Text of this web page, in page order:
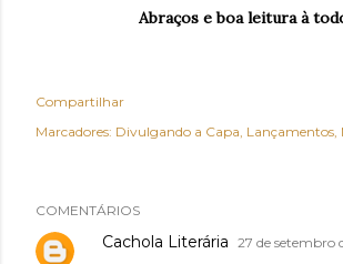
Abraços e boa leitura à
Compartilhar
Marcadores: Divulgando a Capa Lançamentos
COMENTÁRIOS
Cachola Literária 27 de setembro